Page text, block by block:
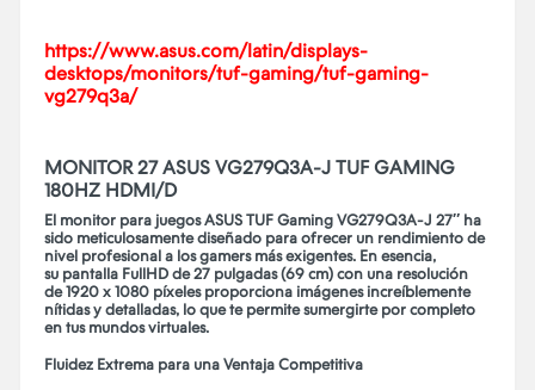
https://www.asus.com/latin/displays-
desktops/monitors/tuf-gaming/tuf-gaming-
vg279q3a/
MONITOR 27 ASUS VG279Q3A-J TUF GAMING
180HZ HDMI/D
El monitor para juegos ASUS TUF Gaming VG279Q3A-J 27″ ha
sido meticulosamente diseñado para ofrecer un rendimiento de
nivel profesional a los gamers más exigentes. En esencia,
su pantalla FullHD de 27 pulgadas (69 cm) con una resolución
de 1920 x 1080 píxeles proporciona imágenes increíblemente
nítidas y detalladas, lo que te permite sumergirte por completo
en tus mundos virtuales.
Fluidez Extrema para una Ventaja Competitiva